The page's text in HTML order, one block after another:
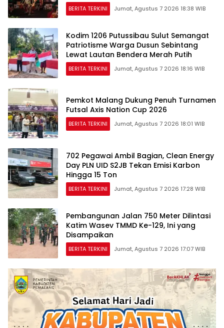
BERITA TERKINI Jumat, Agustus 7 2026 18:38 WIB
Kodim 1206 Putussibau Sulut Semangat
Patriotisme Warga Dusun Sebintang
Lewat Lautan Bendera Merah Putih
BERITA TERKINI Jumat, Agustus 7 2026 18:16 WIB
Pemkot Malang Dukung Penuh Turnamen
Futsal Axis Nation Cup 2026
BERITA TERKINI Jumat, Agustus 7 2026 18:01 WIB
702 Pegawai Ambil Bagian, Clean Energy
Day PLN UID S2JB Tekan Emisi Karbon
Hingga 15 Ton
BERITA TERKINI Jumat, Agustus 7 2026 17:28 WIB
Pembangunan Jalan 750 Meter Dilintasi
Katim Wasev TMMD Ke-129, Ini yang
Disampaikan
BERITA TERKINI Jumat, Agustus 7 2026 17:07 WIB